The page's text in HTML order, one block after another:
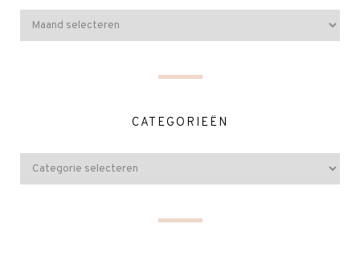
CATEGORIEËN